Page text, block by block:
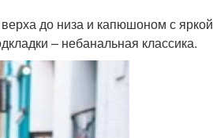
до низа и капюшоном с яркой
– небанальная классика.